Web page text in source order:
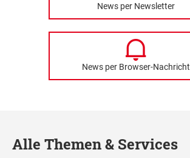
News per Newsletter
News per Browser-Nachricht
Alle Themen & Services